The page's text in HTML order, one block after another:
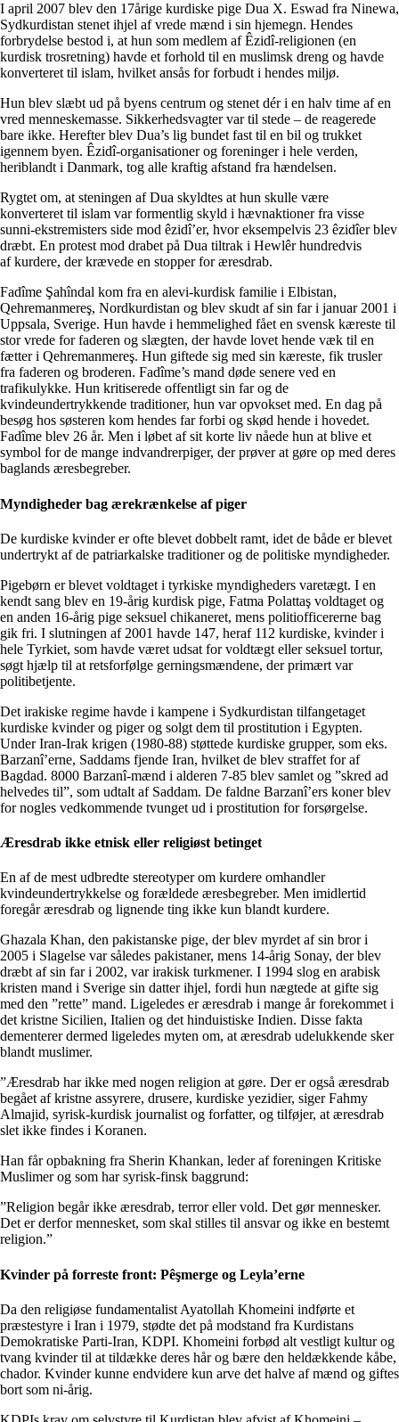
I april 2007 blev den 17årige kurdiske pige Dua X. Eswad fra Ninewa,
Sydkurdistan stenet ihjel af vrede mænd i sin hjemegn. Hendes
forbrydelse bestod i, at hun som medlem af Êzidî-religionen (en
kurdisk trosretning) havde et forhold til en muslimsk dreng og havde
konverteret til islam, hvilket ansås for forbudt i hendes miljø.
Hun blev slæbt ud på byens centrum og stenet dér i en halv time af en
vred menneskemasse. Sikkerhedsvagter var til stede – de reagerede
bare ikke. Herefter blev Dua’s lig bundet fast til en bil og trukket
igennem byen. Êzidî-organisationer og foreninger i hele verden,
heriblandt i Danmark, tog alle kraftig afstand fra hændelsen.
Rygtet om, at steningen af Dua skyldtes at hun skulle være
konverteret til islam var formentlig skyld i hævnaktioner fra visse
sunni-ekstremisters side mod êzidî’er, hvor eksempelvis 23 êzidîer blev
dræbt. En protest mod drabet på Dua tiltrak i Hewlêr hundredvis
af kurdere, der krævede en stopper for æresdrab.
Fadîme Şahîndal kom fra en alevi-kurdisk familie i Elbistan,
Qehremanmereş, Nordkurdistan og blev skudt af sin far i januar 2001 i
Uppsala, Sverige. Hun havde i hemmelighed fået en svensk kæreste til
stor vrede for faderen og slægten, der havde lovet hende væk til en
fætter i Qehremanmereş. Hun giftede sig med sin kæreste, fik trusler
fra faderen og broderen. Fadîme’s mand døde senere ved en
trafikulykke. Hun kritiserede offentligt sin far og de
kvindeundertrykkende traditioner, hun var opvokset med. En dag på
besøg hos søsteren kom hendes far forbi og skød hende i hovedet.
Fadîme blev 26 år. Men i løbet af sit korte liv nåede hun at blive et
symbol for de mange indvandrerpiger, der prøver at gøre op med deres
baglands æresbegreber.
Myndigheder bag ærekrænkelse af piger
De kurdiske kvinder er ofte blevet dobbelt ramt, idet de både er blevet
undertrykt af de patriarkalske traditioner og de politiske myndigheder.
Pigebørn er blevet voldtaget i tyrkiske myndigheders varetægt. I en
kendt sang blev en 19-årig kurdisk pige, Fatma Polattaş voldtaget og
en anden 16-årig pige seksuel chikaneret, mens politiofficererne bag
gik fri. I slutningen af 2001 havde 147, heraf 112 kurdiske, kvinder i
hele Tyrkiet, som havde været udsat for voldtægt eller seksuel tortur,
søgt hjælp til at retsforfølge gerningsmændene, der primært var
politibetjente.
Det irakiske regime havde i kampene i Sydkurdistan tilfangetaget
kurdiske kvinder og piger og solgt dem til prostitution i Egypten.
Under Iran-Irak krigen (1980-88) støttede kurdiske grupper, som eks.
Barzanî’erne, Saddams fjende Iran, hvilket de blev straffet for af
Bagdad. 8000 Barzanî-mænd i alderen 7-85 blev samlet og ”skred ad
helvedes til”, som udtalt af Saddam. De faldne Barzanî’ers koner blev
for nogles vedkommende tvunget ud i prostitution for forsørgelse.
Æresdrab ikke etnisk eller religiøst betinget
En af de mest udbredte stereotyper om kurdere omhandler
kvindeundertrykkelse og forældede æresbegreber. Men imidlertid
foregår æresdrab og lignende ting ikke kun blandt kurdere.
Ghazala Khan, den pakistanske pige, der blev myrdet af sin bror i
2005 i Slagelse var således pakistaner, mens 14-årig Sonay, der blev
dræbt af sin far i 2002, var irakisk turkmener. I 1994 slog en arabisk
kristen mand i Sverige sin datter ihjel, fordi hun nægtede at gifte sig
med den ”rette” mand. Ligeledes er æresdrab i mange år forekommet i
det kristne Sicilien, Italien og det hinduistiske Indien. Disse fakta
dementerer dermed ligeledes myten om, at æresdrab udelukkende sker
blandt muslimer.
”Æresdrab har ikke med nogen religion at gøre. Der er også æresdrab
begået af kristne assyrere, drusere, kurdiske yezidier, siger Fahmy
Almajid, syrisk-kurdisk journalist og forfatter, og tilføjer, at æresdrab
slet ikke findes i Koranen.
Han får opbakning fra Sherin Khankan, leder af foreningen Kritiske
Muslimer og som har syrisk-finsk baggrund:
”Religion begår ikke æresdrab, terror eller vold. Det gør mennesker.
Det er derfor mennesket, som skal stilles til ansvar og ikke en bestemt
religion.”
Kvinder på forreste front: Pêşmerge og Leyla’erne
Da den religiøse fundamentalist Ayatollah Khomeini indførte et
præstestyre i Iran i 1979, stødte det på modstand fra Kurdistans
Demokratiske Parti-Iran, KDPI. Khomeini forbød alt vestligt kultur og
tvang kvinder til at tildække deres hår og bære den heldækkende kåbe,
chador. Kvinder kunne endvidere kun arve det halve af mænd og giftes
bort som ni-årig.